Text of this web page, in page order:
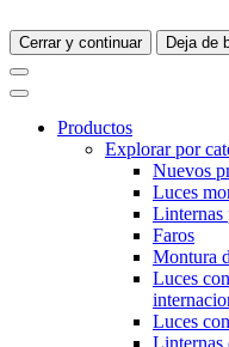
Cerrar y continuar Deja de
Productos
Explorar por
Nuevos
Luces
Linternas
Faros
Montura
Luces
Luces
Linternas